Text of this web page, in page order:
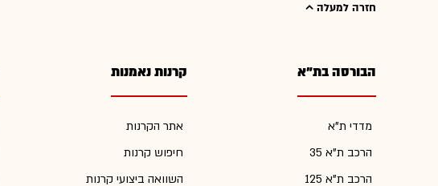
חזרה למעלה
הבורסה בת"א
מדדי ת"א
הרכב ת"א 35
הרכב ת"א 125
קרנות נאמנות
אתר הקרנות
חיפוש קרנות
השוואה ביצועי קרנות